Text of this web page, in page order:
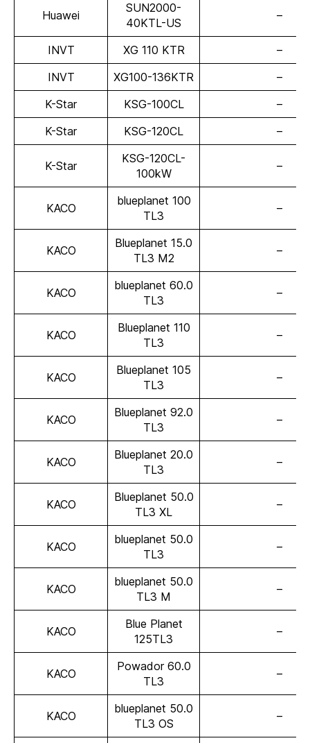
Huawei
SUN2000-
40KTL-US
–
INVT XG 110 KTR
–
INVT
XG100-136KTR
–
K-Star
KSG-100CL
–
K-Star
KSG-120CL –
K-Star
KSG-120CL-
100kW
–
KACO
blueplanet 100
TL3
–
KACO
Blueplanet 15.0
TL3 M2
–
KACO
blueplanet 60.0
TL3
–
KACO
Blueplanet 110
TL3
–
KACO
Blueplanet 105
TL3
–
KACO
Blueplanet 92.0
TL3
–
KACO
Blueplanet 20.0
TL3
–
KACO
Blueplanet 50.0
TL3 XL
–
KACO
blueplanet 50.0
TL3
–
KACO
blueplanet 50.0
TL3 M
–
KACO
Blue Planet
125TL3
–
KACO
Powador 60.0
TL3
–
KACO
blueplanet 50.0
TL3 OS
–